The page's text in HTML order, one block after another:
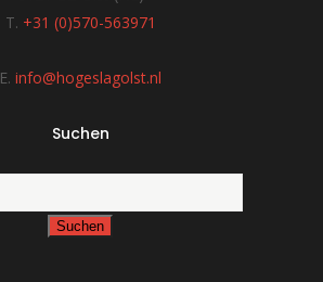
T. +31 (0)570-563971
E. info@hogeslagolst.nl
Suchen